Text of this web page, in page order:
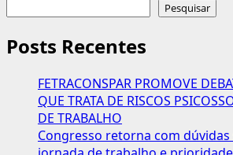
paga
muito
mais
imposto
que
milionários,
diz
Pesquisar
Posts Recentes
FETRACONSPAR PROMOVE
QUE TRATA DE RISCOS
DE TRABALHO
Congresso retorna com dúvidas